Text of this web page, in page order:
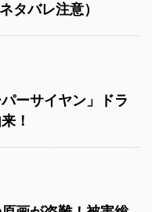
タバレ注意）
ーサイヤン」ドラ
！